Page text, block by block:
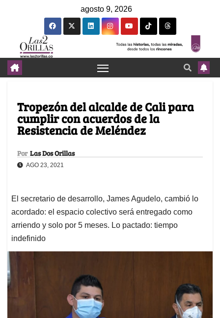
agosto 9, 2026
Tropezón del alcalde de Cali para
cumplir con acuerdos de la
Resistencia de Meléndez
Por Las Dos Orillas
AGO 23, 2021
El secretario de desarrollo, James Agudelo, cambió lo
acordado: el espacio colectivo será entregado como
arriendo y solo por 5 meses. Lo pactado: tiempo
indefinido